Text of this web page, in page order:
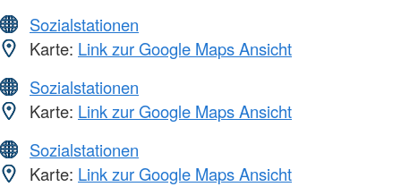
Sozialstationen
Karte: Link zur Google Maps Ansicht
Sozialstationen
Karte: Link zur Google Maps Ansicht
Sozialstationen
Karte: Link zur Google Maps Ansicht